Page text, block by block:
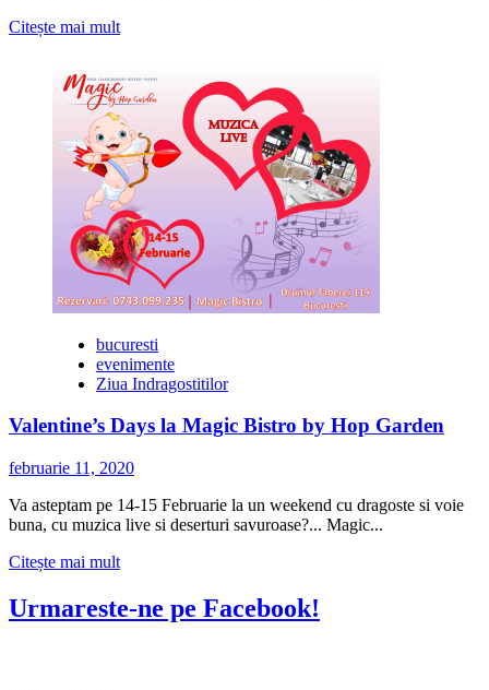
Citește mai multCitește
despre
Serile
iubirii
la
Magic
Bistro
bucuresti
evenimente
Ziua Indragostitilor
Valentine’s Days la Magic Bistro by Hop Garden
februarie 11, 2020
Va asteptam pe 14-15 Februarie la un weekend cu dragoste si voie
buna, cu muzica live si deserturi savuroase?... Magic...
Citește mai multCitește
despre
Urmareste-ne pe Facebook!